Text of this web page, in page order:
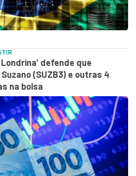
defende que
(SUZB3) e outras 4
na bolsa